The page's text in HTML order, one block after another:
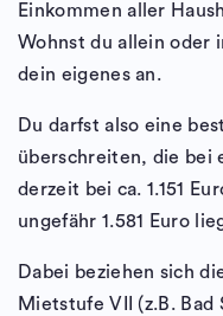
Einkommen aller
Wohnst du allein oder
dein eigenes an.
Du darfst also eine
überschreiten, die bei
derzeit bei ca. 1.151
ungefähr 1.581 Euro
Dabei beziehen sich
Mietstufe VII (z.B. Bad